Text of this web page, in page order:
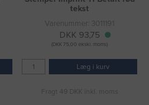
tekst
Varenummer: 3011191
DKK 93,75
(DKK 75,00 ekskl. moms)
Læg i kurv
Fragt 49 DKK inkl. moms